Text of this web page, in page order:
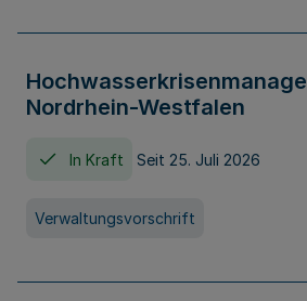
Nordrhein-Westfalen
In Kraft Seit 25. Juli 2026
Verwaltungsvorschrift